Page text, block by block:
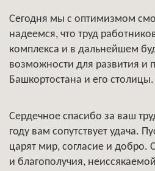
Сегодня мы с оптимизмом
надеемся, что труд
комплекса и в дальнейшем
возможности для развития и
Башкортостана и его столицы.
Сердечное спасибо за ваш
году вам сопутствует удача.
царят мир, согласие и добро.
и благополучия,